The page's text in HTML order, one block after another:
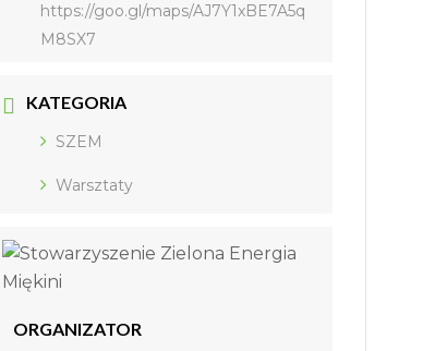
https://goo.gl/maps/AJ7Y1xBE7A5q
M8SX7
KATEGORIA
SZEM
Warsztaty
ORGANIZATOR